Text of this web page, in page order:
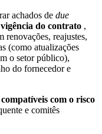
achados de due
do contrato ,
renovações, reajustes,
(como atualizações
o setor público),
do fornecedor e
com o risco
e comitês